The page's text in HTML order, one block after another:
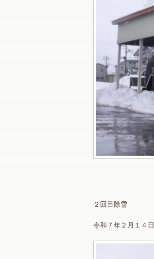
２回目除雪
令和７年２月１４日